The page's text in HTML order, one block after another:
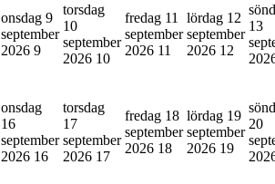
onsdag 9
september
2026 9
torsdag
10
september
2026 10
fredag 11
september
2026 11
lördag 12
september
2026 12
13
onsdag
16
september
2026 16
torsdag
17
september
2026 17
fredag 18
september
2026 18
lördag 19
september
2026 19
20